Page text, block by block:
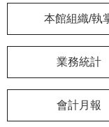
認
們
本館組織/執
業務統計
會計月報